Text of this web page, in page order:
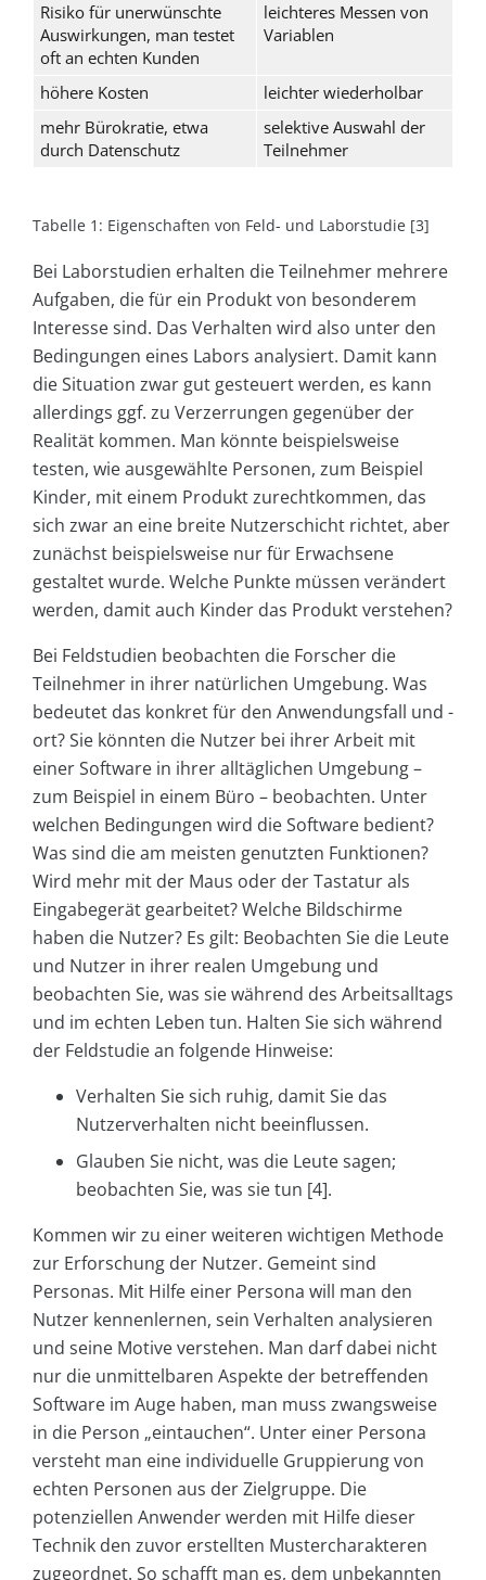
Risiko für unerwünschte
Auswirkungen, man testet
oft an echten Kunden
leichteres Messen von
Variablen
höhere Kosten
leichter wiederholbar
mehr Bürokratie, etwa
durch Datenschutz
selektive Auswahl der
Teilnehmer
Tabelle 1: Eigenschaften von Feld- und Laborstudie [3]
Bei Laborstudien erhalten die Teilnehmer mehrere
Aufgaben, die für ein Produkt von besonderem
Interesse sind. Das Verhalten wird also unter den
Bedingungen eines Labors analysiert. Damit kann
die Situation zwar gut gesteuert werden, es kann
allerdings ggf. zu Verzerrungen gegenüber der
Realität kommen. Man könnte beispielsweise
testen, wie ausgewählte Personen, zum Beispiel
Kinder, mit einem Produkt zurechtkommen, das
sich zwar an eine breite Nutzerschicht richtet, aber
zunächst beispielsweise nur für Erwachsene
gestaltet wurde. Welche Punkte müssen verändert
werden, damit auch Kinder das Produkt verstehen?
Bei Feldstudien beobachten die Forscher die
Teilnehmer in ihrer natürlichen Umgebung. Was
bedeutet das konkret für den Anwendungsfall und -
ort? Sie könnten die Nutzer bei ihrer Arbeit mit
einer Software in ihrer alltäglichen Umgebung –
zum Beispiel in einem Büro – beobachten. Unter
welchen Bedingungen wird die Software bedient?
Was sind die am meisten genutzten Funktionen?
Wird mehr mit der Maus oder der Tastatur als
Eingabegerät gearbeitet? Welche Bildschirme
haben die Nutzer? Es gilt: Beobachten Sie die Leute
und Nutzer in ihrer realen Umgebung und
beobachten Sie, was sie während des Arbeitsalltags
und im echten Leben tun. Halten Sie sich während
der Feldstudie an folgende Hinweise:
Verhalten Sie sich ruhig, damit Sie das
Nutzerverhalten nicht beeinflussen.
Glauben Sie nicht, was die Leute sagen;
beobachten Sie, was sie tun [4].
Kommen wir zu einer weiteren wichtigen Methode
zur Erforschung der Nutzer. Gemeint sind
Personas. Mit Hilfe einer Persona will man den
Nutzer kennenlernen, sein Verhalten analysieren
und seine Motive verstehen. Man darf dabei nicht
nur die unmittelbaren Aspekte der betreffenden
Software im Auge haben, man muss zwangsweise
in die Person „eintauchen“. Unter einer Persona
versteht man eine individuelle Gruppierung von
echten Personen aus der Zielgruppe. Die
potenziellen Anwender werden mit Hilfe dieser
Technik den zuvor erstellten Mustercharakteren
zugeordnet. So schafft man es, dem unbekannten